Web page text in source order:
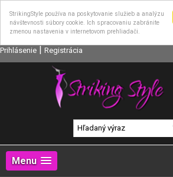
StrikingStyle používa na poskytovanie služieb a analýzu
návštevnosti súbory cookie. Ich spracovaniu zabránite
zmenou nastavenia v internetovom prehliadači.
Prihlásenie | Registrácia
Menu